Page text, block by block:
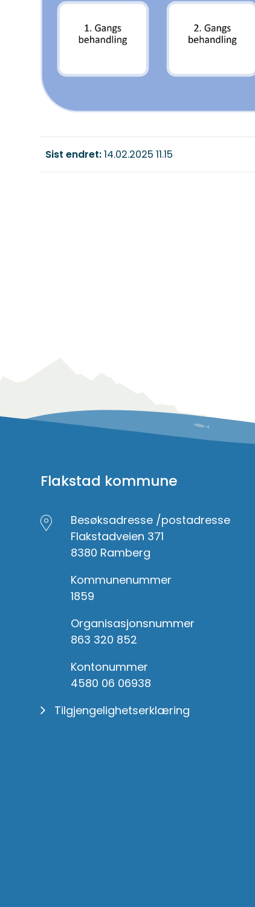
Sist endret 14.02.2025 11.15
Flakstad kommune
Besøksadresse /postadresse
Flakstadveien 371
8380 Ramberg
Kommunenummer
1859
Organisasjonsnummer
863 320 852
Kontonummer
4580 06 06938
Tilgjengelighetserklæring